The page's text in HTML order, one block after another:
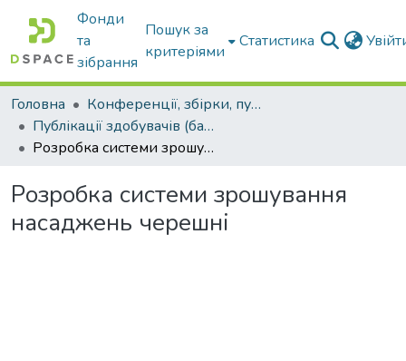
Фонди
та
зібрання
Пошук за
критеріями
Статистика
Головна
Конференції, збірки, публікації молодих вчених і здобувачів : магістрів, бакалаврів, аспірантів.
Публікації здобувачів (бакалаврів. магістрів, аспірантів)
Розробка системи зрошування насаджень черешні
Розробка системи зрошування
насаджень черешні